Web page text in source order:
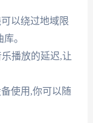
以绕过地域限
。
播放的延迟,让
使用,你可以随